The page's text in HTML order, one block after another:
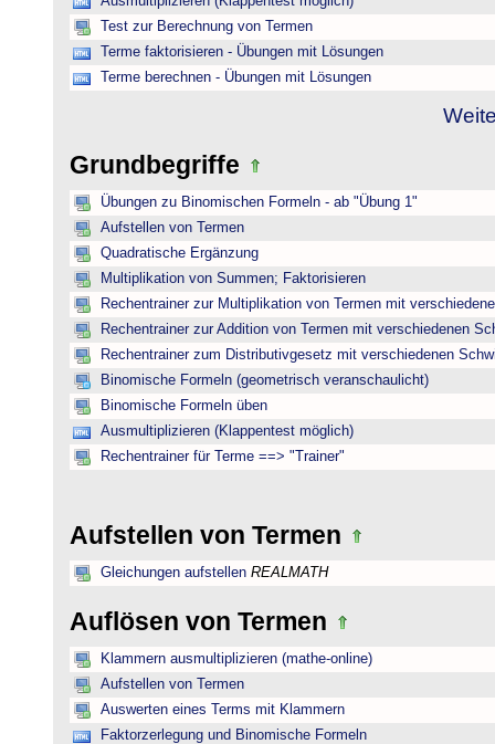
Test zur Berechnung von Termen
Terme faktorisieren - Übungen mit Lösungen
Terme berechnen - Übungen mit Lösungen
Grundbegriffe
Übungen zu Binomischen Formeln - ab "Übung 1"
Aufstellen von Termen
Quadratische Ergänzung
Multiplikation von Summen; Faktorisieren
Rechentrainer zur Multiplikation von Termen mit
Rechentrainer zur Addition von Termen mit verschiedenen
Rechentrainer zum Distributivgesetz mit verschiedenen
Binomische Formeln (geometrisch veranschaulicht)
Binomische Formeln üben
Ausmultiplizieren (Klappentest möglich)
Rechentrainer für Terme ==> "Trainer"
Aufstellen von Termen
Gleichungen aufstellen REALMATH
Auflösen von Termen
Klammern ausmultiplizieren (mathe-online)
Aufstellen von Termen
Auswerten eines Terms mit Klammern
Faktorzerlegung und Binomische Formeln